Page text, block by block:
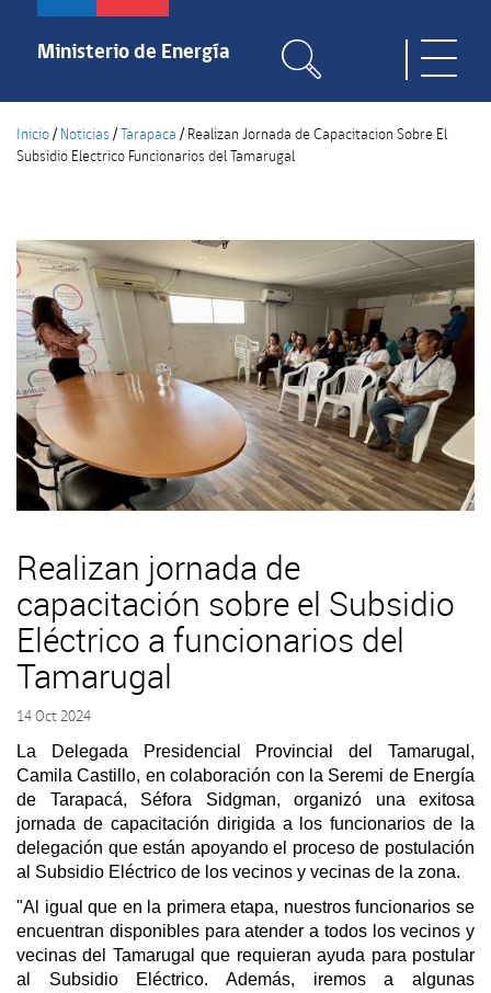
Pasar
contenido
Ministerio de Energía
Inicio/ Noticias /Tarapaca / Realizan Jornada de Capacitacion Sobre El
Subsidio Electrico Funcionarios del Tamarugal
Realizan jornada de
capacitación sobre el Subsidio
Eléctrico a funcionarios del
Tamarugal
14 Oct 2024
La Delegada Presidencial Provincial del Tamarugal,
Camila Castillo, en colaboración con la Seremi de Energía
de Tarapacá, Séfora Sidgman, organizó una exitosa
jornada de capacitación dirigida a los funcionarios de la
delegación que están apoyando el proceso de postulación
al Subsidio Eléctrico de los vecinos y vecinas de la zona.
"Al igual que en la primera etapa, nuestros funcionarios se
encuentran disponibles para atender a todos los vecinos y
vecinas del Tamarugal que requieran ayuda para postular
al Subsidio Eléctrico. Además, iremos a algunas